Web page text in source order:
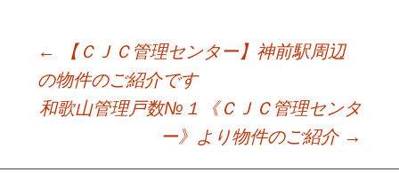
Post
navigation
←
【ＣＪＣ管理センター】神前駅周辺
の物件のご紹介です
和歌山管理戸数№１《ＣＪＣ管理センタ
ー》より物件のご紹介 →